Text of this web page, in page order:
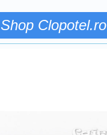
Shop Clopotel.ro